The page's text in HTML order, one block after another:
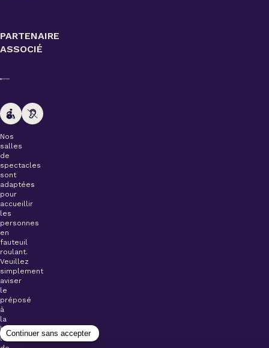
PARTENAIRE
ASSOCIÉ
Nos
salles
de
spectacles
sont
adaptées
pour
accueillir
les
personnes
en
fauteuil
roulant.
Veuillez
simplement
aviser
le
préposé
à
la
billetterie
lors